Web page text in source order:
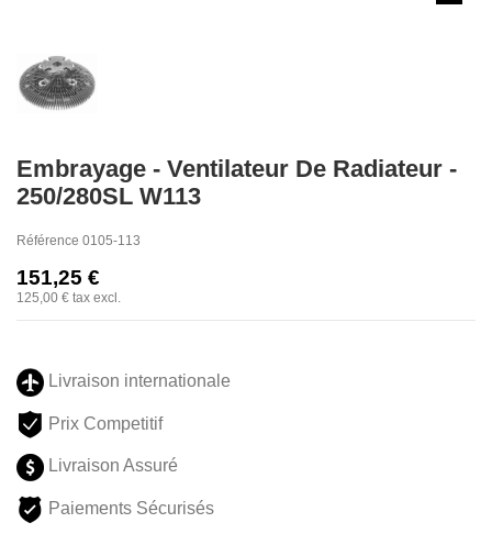
Embrayage - Ventilateur De Radiateur -
250/280SL W113
Référence 0105-113
151,25 €
125,00 € tax excl.
Livraison internationale
Prix Competitif
Livraison Assuré
Paiements Sécurisés